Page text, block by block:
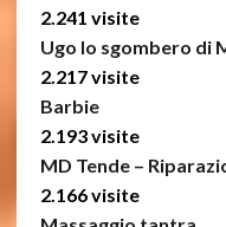
2.241 visite
Ugo lo sgombero di
2.217 visite
Barbie
2.193 visite
MD Tende –
2.166 visite